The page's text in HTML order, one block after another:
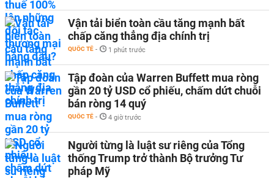
Vận tải biển toàn cầu tăng mạnh bất
chấp căng thẳng địa chính trị
QUỐC TẾ - 1 phút trước
Tập đoàn của Warren Buffett mua ròng
gần 20 tỷ USD cổ phiếu, chấm dứt chuỗi
bán ròng 14 quý
QUỐC TẾ - 4 giờ trước
Người từng là luật sư riêng của Tổng
thống Trump trở thành Bộ trưởng Tư
pháp Mỹ